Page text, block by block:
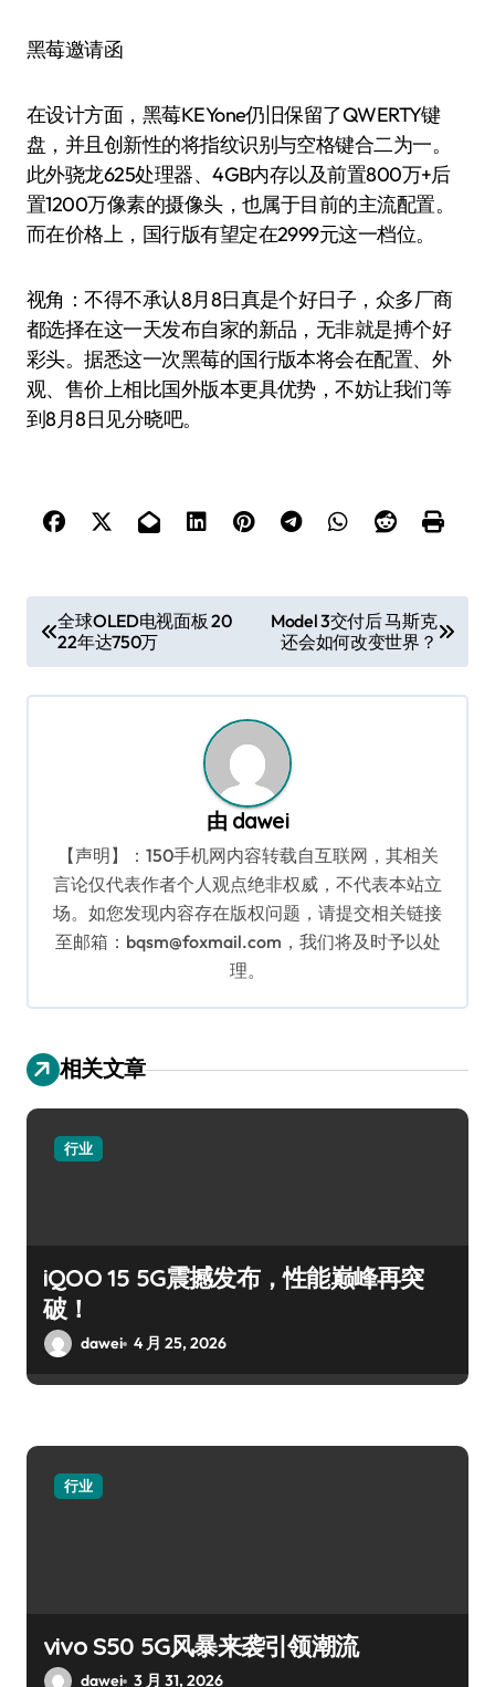
黑莓邀请函
在设计方面，黑莓KEYone仍旧保留了QWERTY键
盘，并且创新性的将指纹识别与空格键合二为一。
此外骁龙625处理器、4GB内存以及前置800万+后
置1200万像素的摄像头，也属于目前的主流配置。
而在价格上，国行版有望定在2999元这一档位。
视角：不得不承认8月8日真是个好日子，众多厂商
都选择在这一天发布自家的新品，无非就是搏个好
彩头。据悉这一次黑莓的国行版本将会在配置、外
观、售价上相比国外版本更具优势，不妨让我们等
到8月8日见分晓吧。
章
导
全球OLED电视面板 20
22年达750万
Model 3交付后 马斯克
还会如何改变世界？
由 dawei
【声明】：150手机网内容转载自互联网，其相关
言论仅代表作者个人观点绝非权威，不代表本站立
场。如您发现内容存在版权问题，请提交相关链接
至邮箱：bqsm@foxmail.com，我们将及时予以处
理。
相关文章
行业
iQOO 15 5G震撼发布，性能巅峰再突
破！
dawei 4 月 25, 2026
行业
vivo S50 5G风暴来袭引领潮流
dawei 3 月 31, 2026